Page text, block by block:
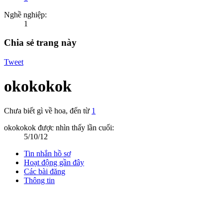
Nghề nghiệp:
1
Chia sẻ trang này
Tweet
okokokok
Chưa biết gì về hoa, đến từ 1
okokokok được nhìn thấy lần cuối:
5/10/12
Tin nhắn hồ sơ
Hoạt động gần đây
Các bài đăng
Thông tin